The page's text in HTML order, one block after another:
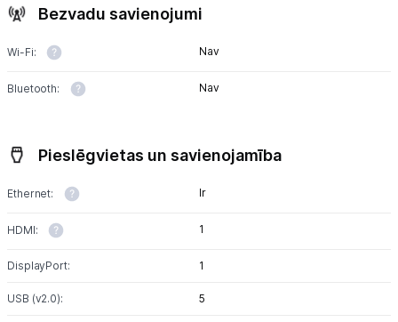
Bezvadu savienojumi
Wi-Fi: Nav
Bluetooth: Nav
Pieslēgvietas un savienojamība
Ethernet: Ir
HDMI: 1
DisplayPort: 1
USB (v2.0): 5